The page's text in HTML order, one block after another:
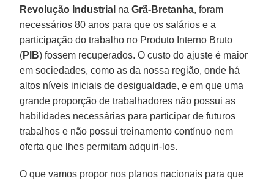
Revolução Industrial naGrã-Bretanha, foram
necessários 80 anos para que os salários e a
participação do trabalho no Produto Interno Bruto
(PIB) fossem recuperados. O custo do ajuste é maior
em sociedades, como as da nossa região, onde há
altos níveis iniciais de desigualdade, e em que uma
grande proporção de trabalhadores não possui as
habilidades necessárias para participar de futuros
trabalhos e não possui treinamento contínuo nem
oferta que lhes permitam adquiri-los.
O que vamos propor nos planos nacionais para que